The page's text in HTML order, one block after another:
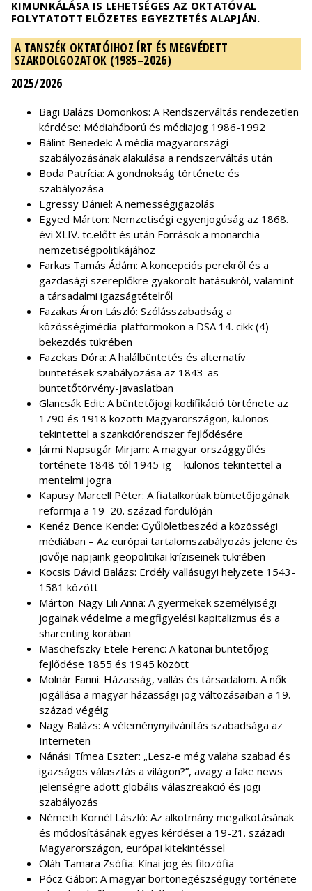
KIMUNKÁLÁSA IS LEHETSÉGES AZ OKTATÓVAL
FOLYTATOTT ELŐZETES EGYEZTETÉS ALAPJÁN.
A TANSZÉK OKTATÓIHOZ ÍRT ÉS MEGVÉDETT
SZAKDOLGOZATOK (1985–2026)
2025/2026
Bagi Balázs Domonkos: A Rendszerváltás rendezetlen
kérdése: Médiaháború és médiajog 1986-1992
Bálint Benedek: A média magyarországi
szabályozásának alakulása a rendszerváltás után
Boda Patrícia: A gondnokság története és
szabályozása
Egressy Dániel: A nemességigazolás
Egyed Márton: Nemzetiségi egyenjogúság az 1868.
évi XLIV. tc.előtt és után Források a monarchia
nemzetiségpolitikájához
Farkas Tamás Ádám: A koncepciós perekről és a
gazdasági szereplőkre gyakorolt hatásukról, valamint
a társadalmi igazságtételről
Fazakas Áron László: Szólásszabadság a
közösségimédia-platformokon a DSA 14. cikk (4)
bekezdés tükrében
Fazekas Dóra: A halálbüntetés és alternatív
büntetések szabályozása az 1843-as
büntetőtörvény-javaslatban
Glancsák Edit: A büntetőjogi kodifikáció története az
1790 és 1918 közötti Magyarországon, különös
tekintettel a szankciórendszer fejlődésére
Jármi Napsugár Mirjam: A magyar országgyűlés
története 1848-tól 1945-ig - különös tekintettel a
mentelmi jogra
Kapusy Marcell Péter: A fiatalkorúak büntetőjogának
reformja a 19–20. század fordulóján
Kenéz Bence Kende: Gyűlöletbeszéd a közösségi
médiában – Az európai tartalomszabályozás jelene és
jövője napjaink geopolitikai kríziseinek tükrében
Kocsis Dávid Balázs: Erdély vallásügyi helyzete 1543-
1581 között
Márton-Nagy Lili Anna: A gyermekek személyiségi
jogainak védelme a megfigyelési kapitalizmus és a
sharenting korában
Maschefszky Etele Ferenc: A katonai büntetőjog
fejlődése 1855 és 1945 között
Molnár Fanni: Házasság, vallás és társadalom. A nők
jogállása a magyar házassági jog változásaiban a 19.
század végéig
Nagy Balázs: A véleménynyilvánítás szabadsága az
Interneten
Nánási Tímea Eszter: „Lesz-e még valaha szabad és
igazságos választás a világon?”, avagy a fake news
jelenségre adott globális válaszreakció és jogi
szabályozás
Németh Kornél László: Az alkotmány megalkotásának
és módosításának egyes kérdései a 19-21. századi
Magyarországon, európai kitekintéssel
Oláh Tamara Zsófia: Kínai jog és filozófia
Pócz Gábor: A magyar börtönegészségügy története